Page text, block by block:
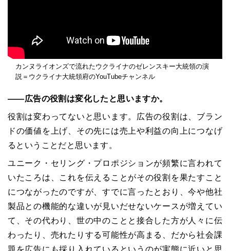
カンヌライオンズで流れたウクライナのゼレンスキー大統領の演
説＝ウクライナ大統領府のYouTubeチャンネル
――広告の役割は変化したと思いますか。
役割は変わってないと思います。広告の役割は、ブラン
ドの価値を上げ、その先には売上や利益の向上につなげ
るということだと思います。
ユニーク・セリング・プロポジションが頻繁に言われて
いたころは、これを伝えることがその役割を果たすこと
につながったのですが、すでに言ったとおり、今や他社
製品との機能的な違いが見いだせないケースが増えてい
て、その代わり、世の中のことと接合した方が人々に伝
わったり、売れたりする可能性が高まる、だから社会課